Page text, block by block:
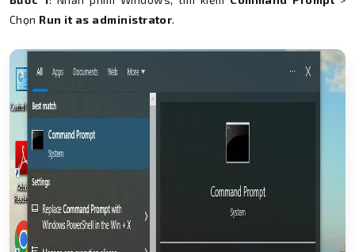
Chọn Run it as administrator.